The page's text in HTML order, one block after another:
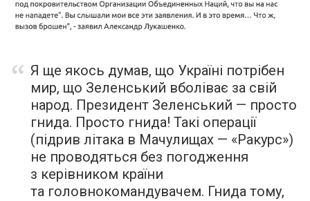
Я ще якось думав, що Україні потрібен
мир, що Зеленський вболіває за свій
народ. Президент Зеленський — просто
гнида. Просто гнида! Такі операції
(підрив літака в Мачулищах — «Ракурс»)
не проводяться без погодження
з керівником країни
та головнокомандувачем. Гнида тому,